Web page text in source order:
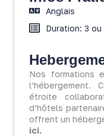
Anglais
Duration: 3 ou
Nos formations
l’hébergement.
étroite
d’hôtels
offrent un
ici.